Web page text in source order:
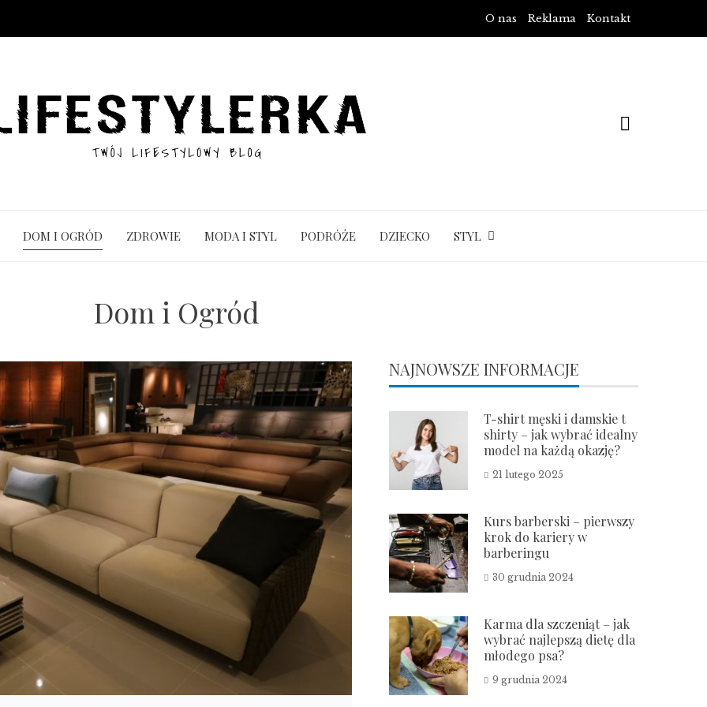
O nas Reklama Kontakt
DOM I OGRÓD ZDROWIE MODA I STYL PODRÓŻE DZIECKO STYL
Dom i Ogród
NAJNOWSZE INFORMACJE
T-shirt męski i damskie t
shirty – jak wybrać idealny
model na każdą okazję?
21 lutego 2025
Kurs barberski – pierwszy
krok do kariery w
barberingu
30 grudnia 2024
Karma dla szczeniąt – jak
wybrać najlepszą dietę dla
młodego psa?
9 grudnia 2024